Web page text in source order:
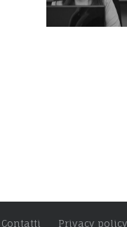
Contatti Privacy policy